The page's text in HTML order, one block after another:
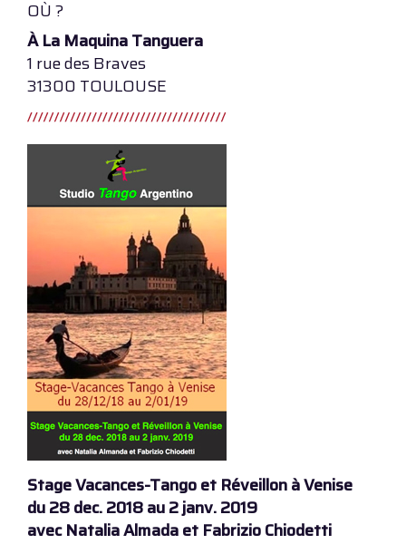
OÙ ?
À La Maquina Tanguera
1 rue des Braves
31300 TOULOUSE
Stage Vacances-Tango et Réveillon à Venise
du 28 dec. 2018 au 2 janv. 2019
avec Natalia Almada et Fabrizio Chiodetti